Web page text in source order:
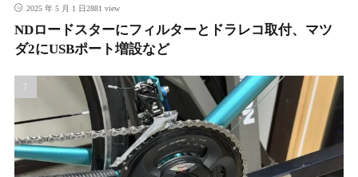
2025 年 5 月 1 日2881 view
NDロードスターにフィルターとドラレコ取付、マツ
ダ2にUSBポート増設など